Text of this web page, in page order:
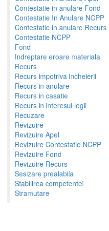
Contestatie in anulare Fond
Contestatie In Anulare NCPP
Contestatie in anulare Recurs
Contestatie NCPP
Fond
Indreptare eroare materiala
Recurs
Recurs impotriva incheierii
Recurs in anulare
Recurs in casatie
Recurs in interesul legii
Recuzare
Revizuire
Revizuire Apel
Revizuire Contestatie NCPP
Revizuire Fond
Revizuire Recurs
Sesizare prealabila
Stabilirea competentei
Stramutare